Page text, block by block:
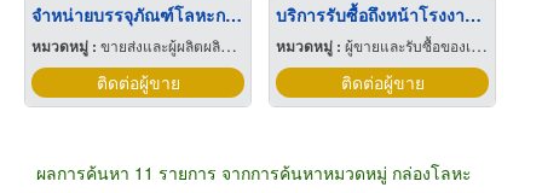
จำหน่ายบรรจุภัณฑ์โลหะกระป๋อง กล่องเหล็ก
หมวดหมู่ : ขายส่งและผู้ผลิตผลิตภัณฑ์พิเศษพลาสติก
ติดต่อผู้ขาย
บริการรับซื้อถึงหน้าโรงงาน บริการคัดแยกโลหะ
หมวดหมู่ :ผู้ขายและรับซื้อของเก่าและเศษเหล็ก
ติดต่อผู้ขาย
ผลการค้นหา 11 รายการ จากการค้นหาหมวดหมู่ กล่องโลหะ